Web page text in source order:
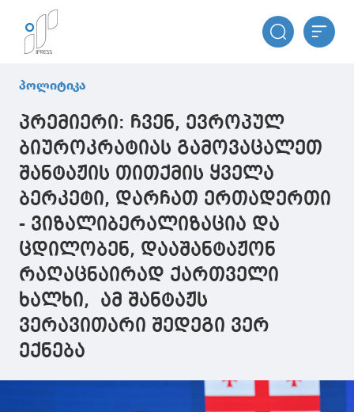
პოლიტიკა
პრემიერი: ჩვენ, ევროპულ
ბიუროკრატიას გამოვაცალეთ
შანტაჟის თითქმის ყველა
ბერკეტი, დარჩათ ერთადერთი
- ვიზალიბერალიზაცია და
ცდილობენ, დააშანტაჟონ
რაღაცნაირად ქართველი
ხალხი, ამ შანტაჟს
ვერავითარი შედეგი ვერ
ექნება